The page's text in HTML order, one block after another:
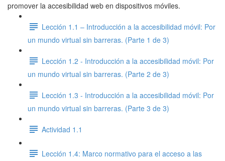
promover la accesibilidad web en dispositivos móviles.
Lección 1.1 – Introducción a la accesibilidad móvil: Por
un mundo virtual sin barreras. (Parte 1 de 3)
Lección 1.2 - Introducción a la accesibilidad móvil: Por
un mundo virtual sin barreras. (Parte 2 de 3)
Lección 1.3 - Introducción a la accesibilidad móvil: Por
un mundo virtual sin barreras. (Parte 3 de 3)
Actividad 1.1
Lección 1.4: Marco normativo para el acceso a las